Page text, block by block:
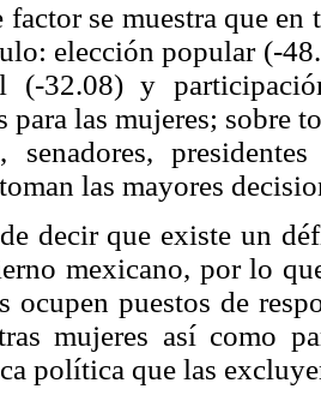
factor se muestra que
elección popular (-
(-32.08) y
para las mujeres; sobre
senadores,
las mayores
decir que existe un
mexicano, por lo
ocupen puestos de
mujeres así como
política que las